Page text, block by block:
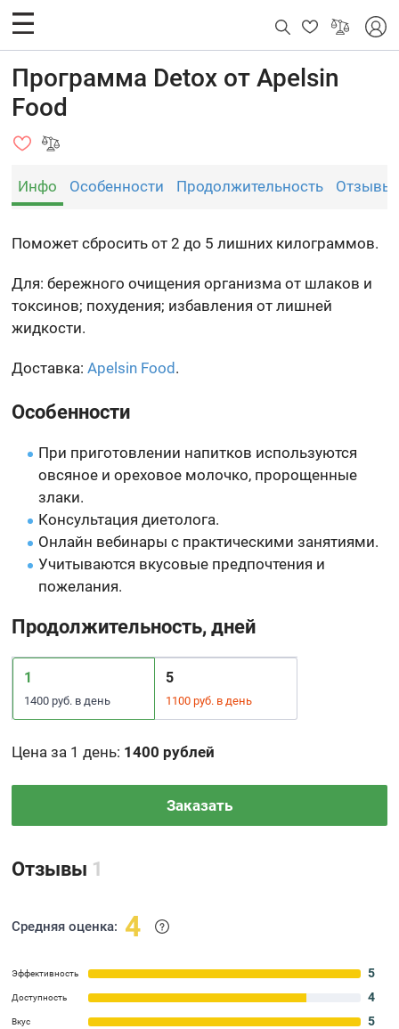
Программа Detox от Apelsin
Food
Инфо Особенности Продолжительность Отзывы
Поможет сбросить от 2 до 5 лишних килограммов.
Для: бережного очищения организма от шлаков и
токсинов; похудения; избавления от лишней
жидкости.
Доставка:Apelsin Food .
Особенности
При приготовлении напитков используются
овсяное и ореховое молочко, пророщенные
злаки.
Консультация диетолога.
Онлайн вебинары с практическими занятиями.
Учитываются вкусовые предпочтения и
пожелания.
Продолжительность, дней
1
1400 руб. в день
5
1100 руб. в день
Цена за 1 день: 1400 рублей
Заказать
Отзывы 1
Средняя оценка: 4
Эффективность 5
Доступность 4
Вкус 5